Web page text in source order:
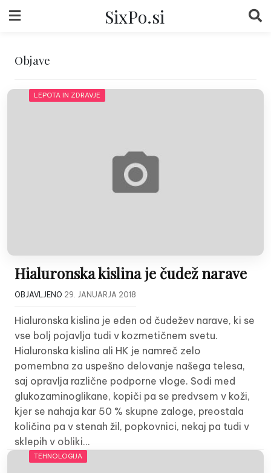
to
SixPo.si
Objave
LEPOTA IN ZDRAVJE
Hialuronska kislina je čudež narave
OBJAVLJENO 29. JANUARJA 2018
Hialuronska kislina je eden od čudežev narave, ki se
vse bolj pojavlja tudi v kozmetičnem svetu.
Hialuronska kislina ali HK je namreč zelo
pomembna za uspešno delovanje našega telesa,
saj opravlja različne podporne vloge. Sodi med
glukozaminoglikane, kopiči pa se predvsem v koži,
kjer se nahaja kar 50 % skupne zaloge, preostala
količina pa v stenah žil, popkovnici, nekaj pa tudi v
sklepih v obliki…
TEHNOLOGIJA